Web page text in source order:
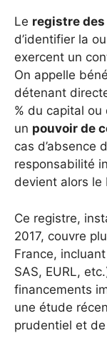
Le registre
d’identifier la
exercent un
On appelle
détenant
% du capital
un pouvoir de
cas d’absence
responsabilité
devient alors
Ce registre,
2017, couvre
France,
SAS, EURL,
financements
une étude
prudentiel et